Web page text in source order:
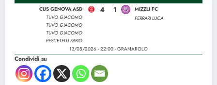
CUS GENOVA ASD
TUVO GIACOMO
TUVO GIACOMO
TUVO GIACOMO
PESCETELLI FABIO
4 1
MIZZLI FC
FERRARI LUCA
13/05/2026 - 22:00 - GRANAROLO
Condividi su